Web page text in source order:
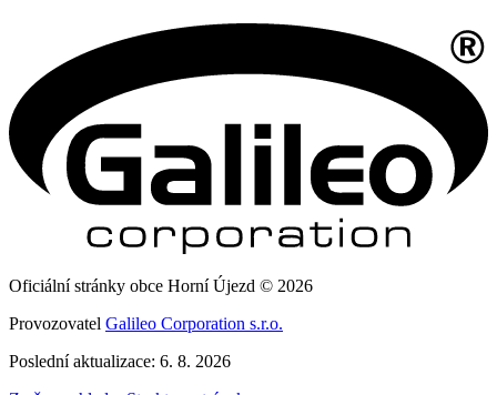
Oficiální stránky obce Horní Újezd © 2026
Provozovatel Galileo Corporation s.r.o.
Poslední aktualizace: 6. 8. 2026